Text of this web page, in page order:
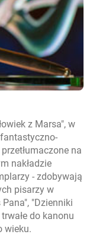
z Marsa", w
na
nakładzie
- zdobywają
pisarzy w
"Dzienniki
do kanonu
wieku.